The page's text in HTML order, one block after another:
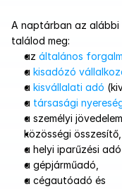
A naptárban az alábbi
találod meg:
az általános
a kisadózó
a kisvállalati adó
a társasági
a személyi
közösségi összesítő,
a helyi iparűzési adó
a gépjárműadó,
a cégautóadó és